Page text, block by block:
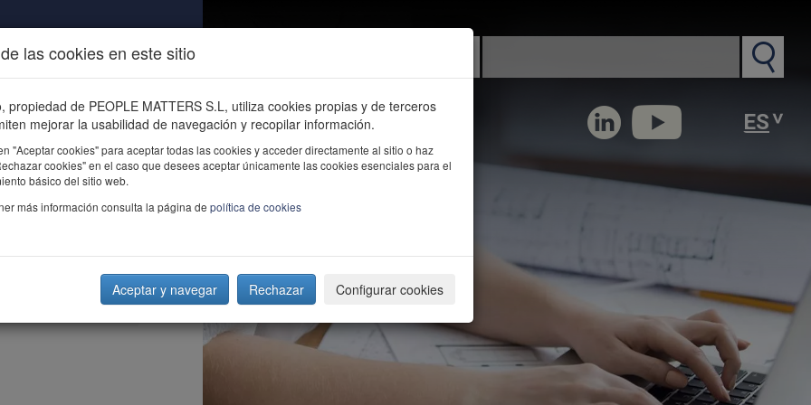
ÚNETE CONTACTO
las cookies en este sitio
propiedad de PEOPLE MATTERS S.L, utiliza cookies propias y de terceros
mejorar la usabilidad de navegación y recopilar información.
"Aceptar cookies" para aceptar todas las cookies y acceder directamente al sitio o haz
cookies" en el caso que desees aceptar únicamente las cookies esenciales para el
básico del sitio web.
más información consulta la página de política de cookies
Aceptar y navegar Rechazar Configurar cookies